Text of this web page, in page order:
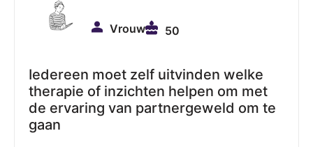
Vrouw 50
Iedereen moet zelf uitvinden welke
therapie of inzichten helpen om met
de ervaring van partnergeweld om te
gaan